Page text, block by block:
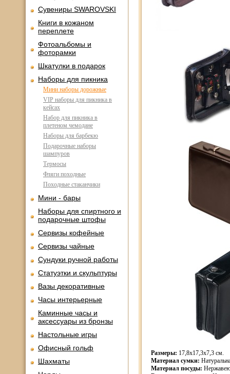
Сувениры SWAROVSKI
Книги в кожаном
переплете
Фотоальбомы и
фоторамки
Шкатулки в подарок
Наборы для пикника
Мини наборы дорожные
VIP наборы для пикника в
кейсах
Набор для пикника в
плетеном чемодане
Наборы для барбекю
Подарочные наборы
шампуров
Термосы
Фляги походные
Походные стаканчики
Мини - бары
Наборы для спиртного и
подарочные штофы
Сервизы кофейные
Сервизы чайные
Сундуки ручной работы
Статуэтки и скульптуры
Вазы декоративные
Часы интерьерные
Каминные часы и
аксессуары из бронзы
Настольные игры
Офисный гольф
Шахматы
Размеры: 17,8х17,3х7,3 см.
Материал сумки:
Материал посуды: